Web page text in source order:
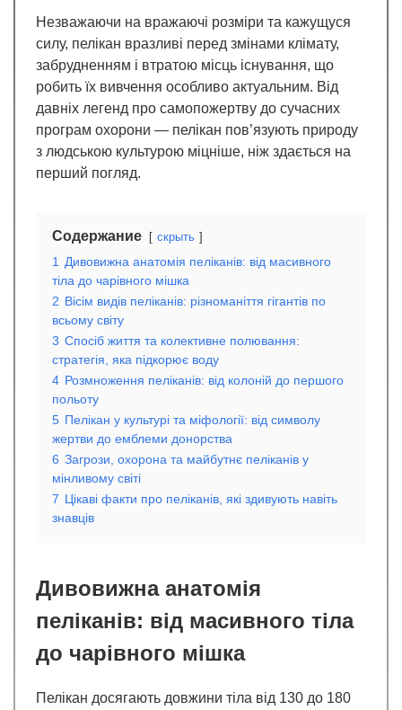
Незважаючи на вражаючі розміри та кажущуся
силу, пелікан вразливі перед змінами клімату,
забрудненням і втратою місць існування, що
робить їх вивчення особливо актуальним. Від
давніх легенд про самопожертву до сучасних
програм охорони — пелікан пов’язують природу
з людською культурою міцніше, ніж здається на
перший погляд.
Содержание скрыть
1
Дивовижна анатомія пеліканів: від масивного
тіла до чарівного мішка
2 Вісім видів пеліканів: різноманіття гігантів по
всьому світу
3 Спосіб життя та колективне полювання:
стратегія, яка підкорює воду
4 Розмноження пеліканів: від колоній до першого
польоту
5 Пелікан у культурі та міфології: від символу
жертви до емблеми донорства
6 Загрози, охорона та майбутнє пеліканів у
мінливому світі
7 Цікаві факти про пеліканів, які здивують навіть
знавців
Дивовижна анатомія
пеліканів: від масивного тіла
до чарівного мішка
Пелікан досягають довжини тіла від 130 до 180